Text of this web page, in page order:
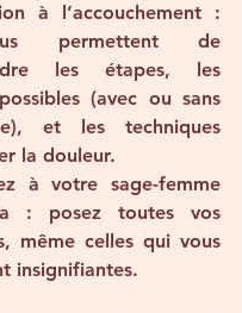
à l’accouchement :
permettent de
les étapes, les
(avec ou sans
et les techniques
la douleur.
à votre sage-femme
: posez toutes vos
même celles qui vous
insignifiantes.